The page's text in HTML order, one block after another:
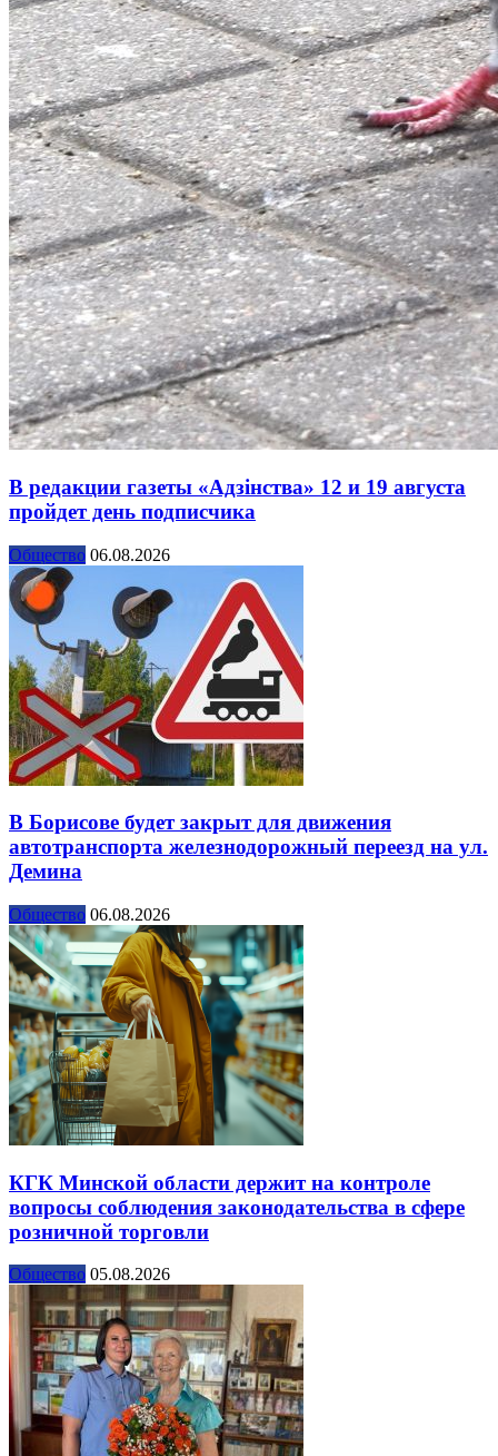
В редакции газеты «Адзінства» 12 и 19 августа
пройдет день подписчика
Общество 06.08.2026
В Борисове будет закрыт для движения
автотранспорта железнодорожный переезд на ул.
Демина
Общество 06.08.2026
КГК Минской области держит на контроле
вопросы соблюдения законодательства в сфере
розничной торговли
Общество 05.08.2026